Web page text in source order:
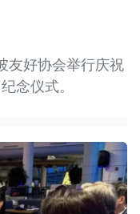
友好协会举行庆祝
念仪式。